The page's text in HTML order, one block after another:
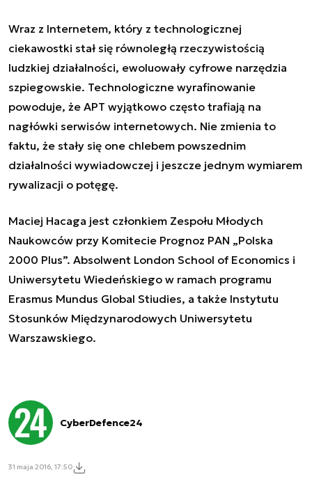
Wraz z Internetem, który z technologicznej
ciekawostki stał się równoległą rzeczywistością
ludzkiej działalności, ewoluowały cyfrowe narzędzia
szpiegowskie. Technologiczne wyrafinowanie
powoduje, że APT wyjątkowo często trafiają na
nagłówki serwisów internetowych. Nie zmienia to
faktu, że stały się one chlebem powszednim
działalności wywiadowczej i jeszcze jednym wymiarem
rywalizacji o potęgę.
Maciej Hacaga jest członkiem Zespołu Młodych
Naukowców przy Komitecie Prognoz PAN „Polska
2000 Plus”. Absolwent London School of Economics i
Uniwersytetu Wiedeńskiego w ramach programu
Erasmus Mundus Global Stiudies, a także Instytutu
Stosunków Międzynarodowych Uniwersytetu
Warszawskiego.
CyberDefence24
31 maja 2016, 17:50